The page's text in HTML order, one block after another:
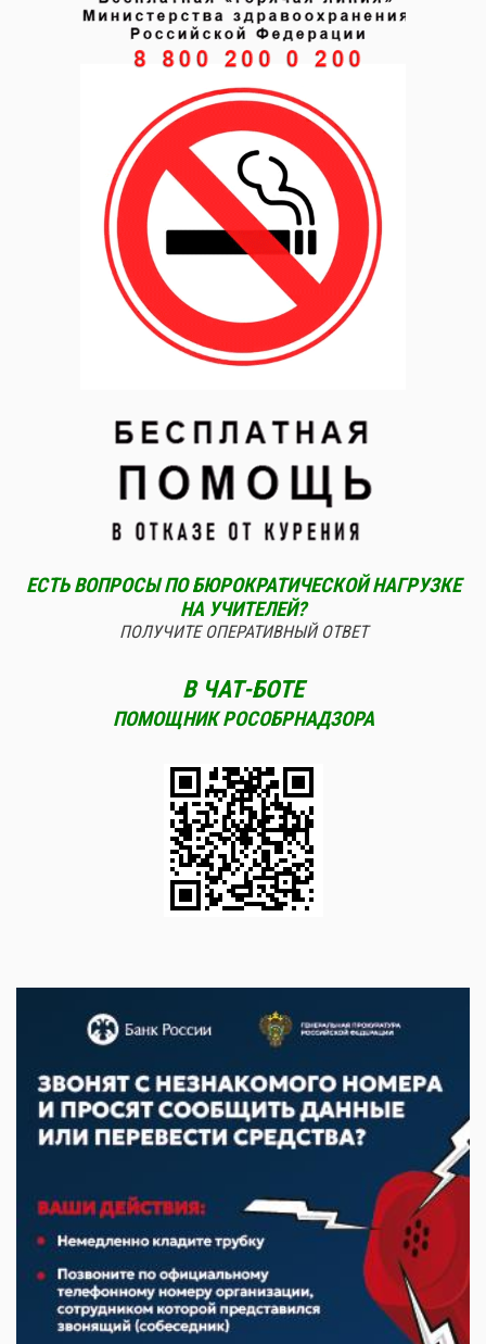
ЕСТЬ ВОПРОСЫ ПО БЮРОКРАТИЧЕСКОЙ НАГРУЗКЕ
НА УЧИТЕЛЕЙ?
ПОЛУЧИТЕ ОПЕРАТИВНЫЙ ОТВЕТ
В ЧАТ-БОТЕ
ПОМОЩНИК РОСОБРНАДЗОРА